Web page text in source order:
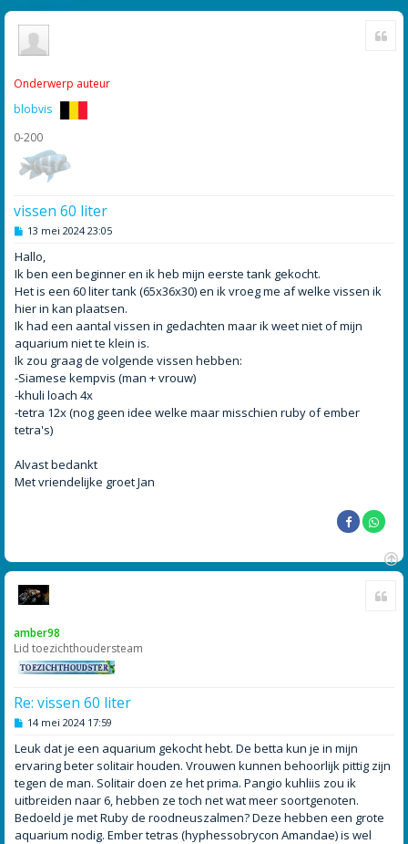
Onderwerp auteur
blobvis
0-200
vissen 60 liter
B
r
i
c
h
13 mei 2024 23:05
Hallo,
Ik ben een beginner en ik heb mijn eerste tank gekocht.
Het is een 60 liter tank (65x36x30) en ik vroeg me af welke vissen ik
hier in kan plaatsen.
Ik had een aantal vissen in gedachten maar ik weet niet of mijn
aquarium niet te klein is.
Ik zou graag de volgende vissen hebben:
-Siamese kempvis (man + vrouw)
-khuli loach 4x
-tetra 12x (nog geen idee welke maar misschien ruby of ember
tetra's)
Alvast bedankt
Met vriendelijke groet Jan
O
amber98
Lid toezichthoudersteam
Re: vissen 60 liter
B
r
i
c
h
t
14 mei 2024 17:59
Leuk dat je een aquarium gekocht hebt. De betta kun je in mijn
ervaring beter solitair houden. Vrouwen kunnen behoorlijk pittig zijn
tegen de man. Solitair doen ze het prima. Pangio kuhliis zou ik
uitbreiden naar 6, hebben ze toch net wat meer soortgenoten.
Bedoeld je met Ruby de roodneuszalmen? Deze hebben een grote
aquarium nodig. Ember tetras (hyphessobrycon Amandae) is wel